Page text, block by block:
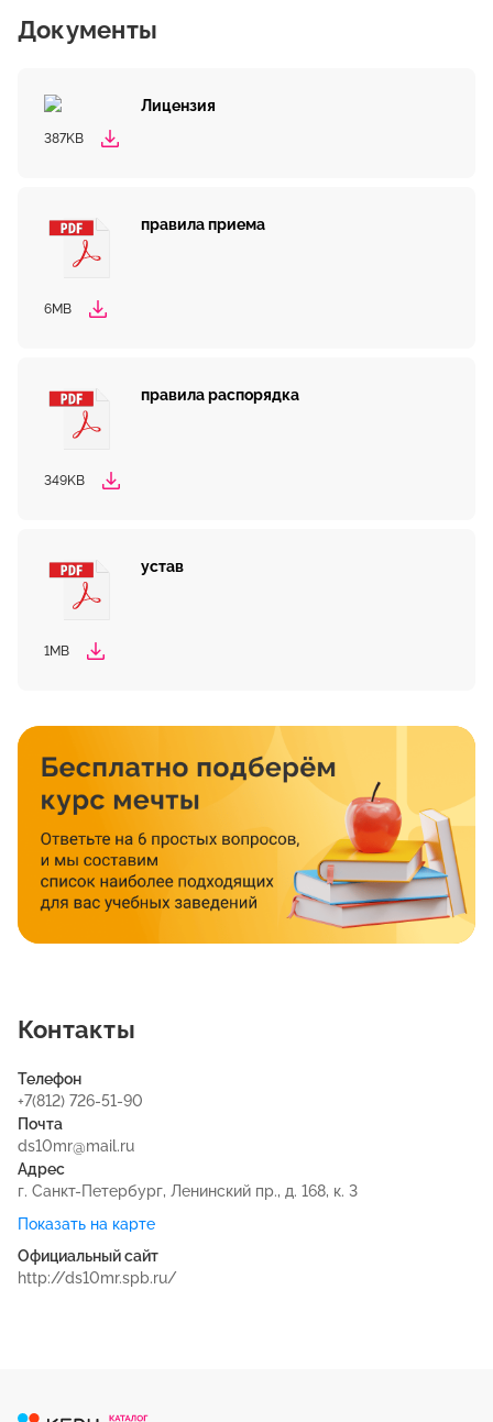
Документы
Лицензия
387KB
правила приема
6MB
правила распорядка
349KB
устав
1MB
Контакты
Телефон
+7(812) 726-51-90
Почта
ds10mr@mail.ru
Адрес
г. Санкт-Петербург, Ленинский пр., д. 168, к. 3
Показать на карте
Официальный сайт
http://ds10mr.spb.ru/